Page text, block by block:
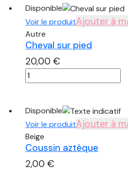
de
table
gaze
de
coton
marron
Disponible
Voir le produitAjouter à
Autre
Cheval sur pied
20,00 €
quantité
de
sur
pied
Disponible
Voir le produitAjouter à
Beige
Coussin aztèque
2,00 €